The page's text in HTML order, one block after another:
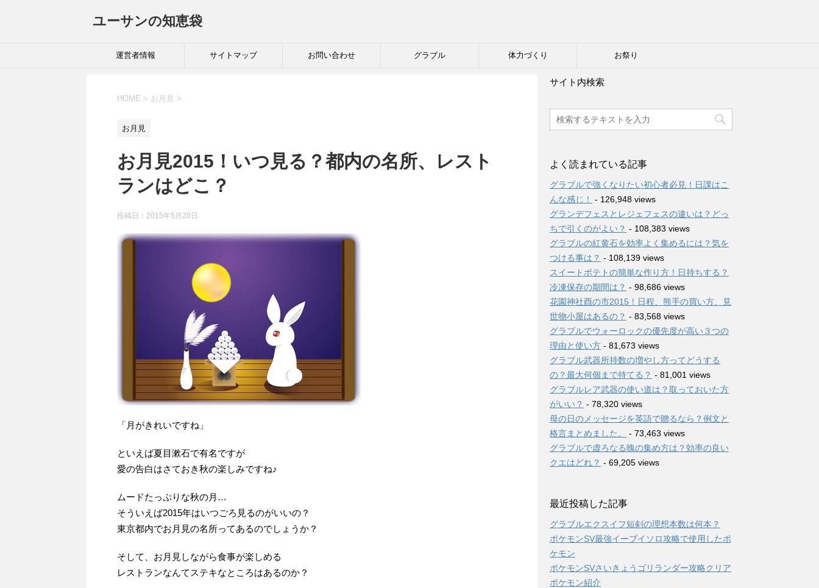
ユーサンの知恵袋
運営者情報 サイトマップ お問い合わせ グラブル 体力づくり お祭り
HOME > お月見 >
お月見
お月見2015！いつ見る？都内の名所、レスト
ランはどこ？
投稿日： 2015年5月20日
「月がきれいですね」
といえば夏目漱石で有名ですが
愛の告白はさておき秋の楽しみですね♪
ムードたっぷりな秋の月…
そういえば2015年はいつごろ見るのがいいの？
東京都内でお月見の名所ってあるのでしょうか？
そして、お月見しながら食事が楽しめる
レストランなんてステキなところはあるのか？
サイト内検索
よく読まれている記事
グラブルで強くなりたい初心者必見！日課はこ
んな感じ！
- 126,948 views
グランデフェスとレジェフェスの違いは？どっ
ちで引くのがよい？ - 108,383 views
グラブルの紅黄石を効率よく集めるには？気を
つける事は？ - 108,139 views
スイートポテトの簡単な作り方！日持ちする？
冷凍保存の期間は？ - 98,686 views
花園神社酉の市2015！日程、熊手の買い方、見
世物小屋はあるの？ - 83,568 views
グラブルでウォーロックの優先度が高い３つの
理由と使い方 - 81,673 views
グラブル武器所持数の増やし方ってどうする
の？最大何個まで持てる？ - 81,001 views
グラブルレア武器の使い道は？取っておいた方
がいい？ - 78,320 views
母の日のメッセージを英語で贈るなら？例文と
格言まとめました。
- 73,463 views
グラブルで虚ろなる魄の集め方は？効率の良い
クエはどれ？ - 69,205 views
最近投稿した記事
グラブルエクスイフ短剣の理想本数は何本？
ポケモンSV最強イーブイソロ攻略で使用したポ
ケモン
ポケモンSVさいきょうゴリランダー攻略クリア
ポケモン紹介